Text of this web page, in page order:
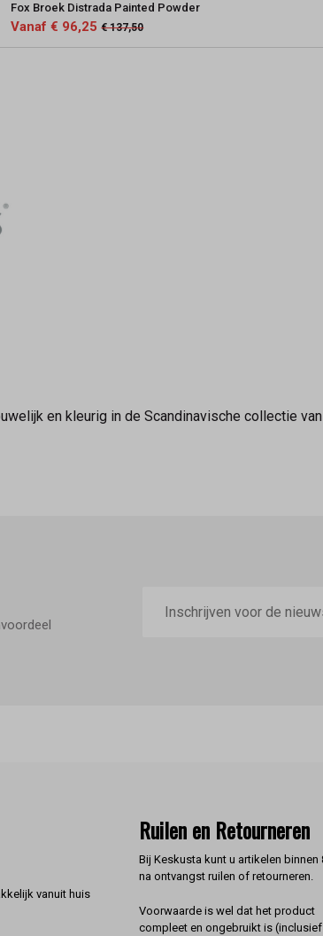
Fox Broek Distrada Painted Powder
Vanaf € 96,25 € 137,50
en kleurig in de Scandinavische collectie
mailadres
vanuit huis
Ruilen en Retourneren
Bij Keskusta kunt u artikelen binnen
na ontvangst ruilen of retourneren.
Voorwaarde is wel dat het product
compleet en ongebruikt is (inclusief